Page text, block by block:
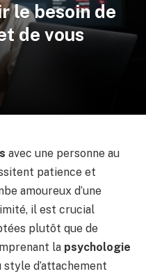
le besoin de
de vous
avec une personne au
patience et
amoureux d’une
il est crucial
plutôt que de
la psychologie
style d’attachement